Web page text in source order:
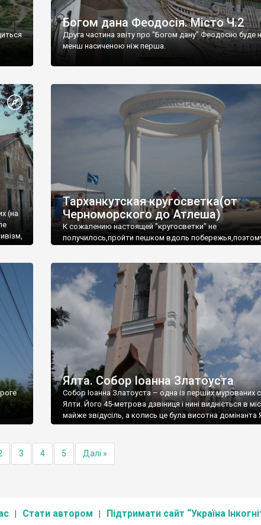
Богом дана Феодосія. Місто Ч.2
Друга частина звіту про "Богом дану" Феодосію буде
менш насиченою ніж перша.
(на
Тарханкутская кругосветка(от
Черноморского до Атлеша)
К сожалению настоящей "кругосветки" не
получилось,пройти пешком вдоль
Ялта. Собор Іоанна Златоуста
Собор Іоанна Златоуста – одна із перших мурованих
Ялти. Його 45-метрова дзвіниця і нині видніється в
майже звідусіль, а колись це була висотна домінанта
3 4 5 Далі »
Стати автором Підтримати сайт “Україна